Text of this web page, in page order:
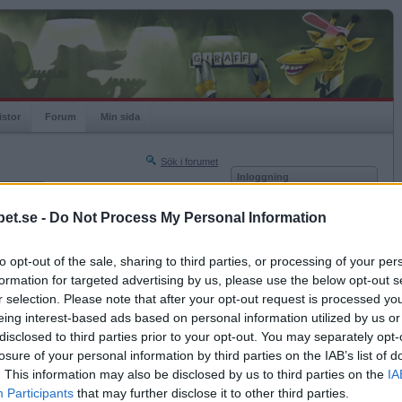
- Do Not Process My Personal Information
opt-out of the sale, sharing to third parties, or processing of your
for targeted advertising by us, please use the below opt-out
selection. Please note that after your opt-out request is processed
interest-based ads based on personal information utilized by us
to third parties prior to your opt-out. You may separately
of your personal information by third parties on the IAB’s list of
This information may also be disclosed by us to third parties on the
Participants that may further disclose it to other third parties.
Forum Min sida
Sök i forumet
Nästa sida »
2020-09-12 10:40
Inloggning
Kom ihåg mig
Glömt ditt lösenord?
Få ny aktiveringslänk
Betapet är gratis!